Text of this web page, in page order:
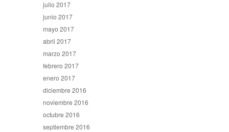
julio 2017
junio 2017
mayo 2017
abril 2017
marzo 2017
febrero 2017
enero 2017
diciembre 2016
noviembre 2016
octubre 2016
septiembre 2016